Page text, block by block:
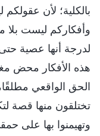
بالكلية؛ لأن
وأفكاركم ليست بلا
لدرجة أنها عصية
هذه الأفكار محض
الحق الواقعي
تختلقون منها قصة
وتهيمنوا بها على